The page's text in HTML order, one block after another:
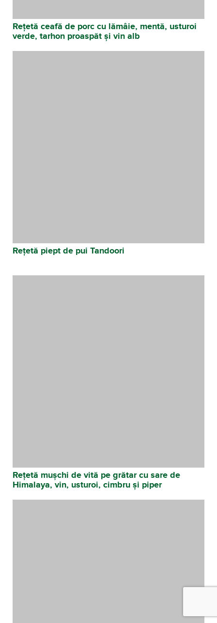
Rețetă ceafă de porc cu lămâie, mentă, usturoi
verde, tarhon proaspăt și vin alb
Rețetă piept de pui Tandoori
Rețetă mușchi de vită pe grătar cu sare de
Himalaya, vin, usturoi, cimbru și piper